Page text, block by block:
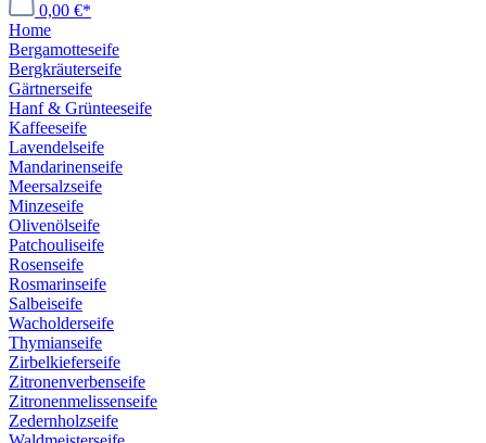
0,00 €*
Home
Bergamotteseife
Bergkräuterseife
Gärtnerseife
Hanf & Grünteeseife
Kaffeeseife
Lavendelseife
Mandarinenseife
Meersalzseife
Minzeseife
Olivenölseife
Patchouliseife
Rosenseife
Rosmarinseife
Salbeiseife
Wacholderseife
Thymianseife
Zirbelkieferseife
Zitronenverbenseife
Zitronenmelissenseife
Zedernholzseife